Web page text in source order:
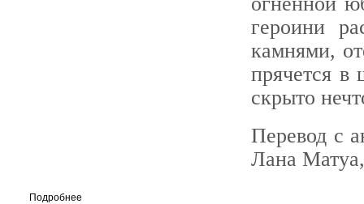
героини
камнями,
прячется в
скрыто
Перевод с
Лана
Подробнее